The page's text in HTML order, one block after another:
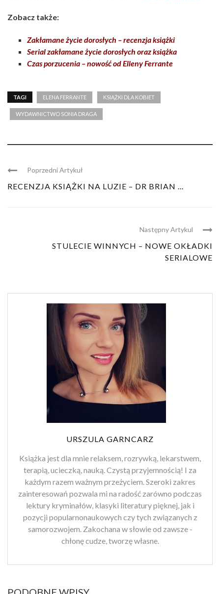
Zobacz także:
Zakłamane życie dorosłych – recenzja książki
Serial zakłamane życie dorosłych oraz książka
Czas porzucenia – nowość od Elleny Ferrante
TAGI ELENA FERRANTE KSIĄŻKI DLA KOBIET
WYDAWNICTWO SONIA DRAGA
Poprzedni Artykuł
RECENZJA KSIĄŻKI NA LUZIE – DR BRIAN ...
Następny Artykul
STULECIE WINNYCH – NOWE OKŁADKI
SERIALOWE
URSZULA GARNCARZ
Książka jest dla mnie relaksem, rozrywką, lekarstwem,
terapią, ucieczką, nauką. Czystą przyjemnością! I za
każdym razem ważnym przeżyciem. Szeroki zakres
zainteresowań pozwala mi na radość zarówno podczas
lektury kryminałów, klasyki literatury pięknej, jak i
pozycji popularnonaukowych czy tych związanych z
samorozwojem. Zakochana w słowie od zawsze -
chłonę cudze, tworzę własne.